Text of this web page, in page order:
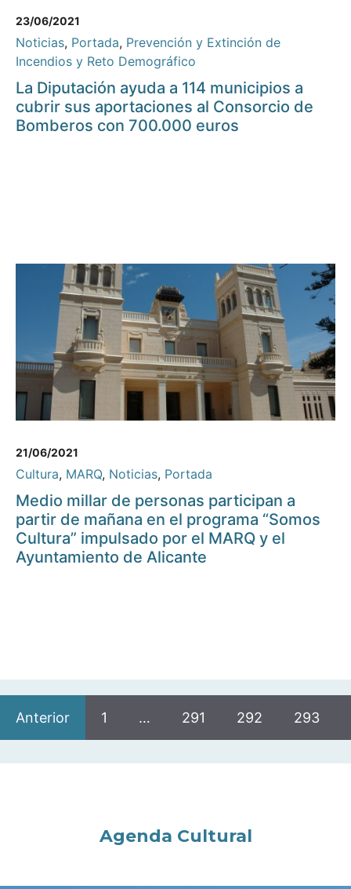
23/06/2021
Noticias, Portada, Prevención y Extinción de
Incendios y Reto Demográfico
La Diputación ayuda a 114 municipios a
cubrir sus aportaciones al Consorcio de
Bomberos con 700.000 euros
21/06/2021
Cultura, MARQ, Noticias, Portada
Medio millar de personas participan a
partir de mañana en el programa “Somos
Cultura” impulsado por el MARQ y el
Ayuntamiento de Alicante
Anterior 1 … 291 292 293
Agenda Cultural